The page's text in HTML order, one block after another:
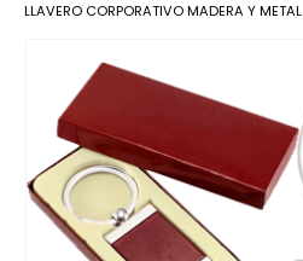
LLAVERO CORPORATIVO MADERA Y METAL